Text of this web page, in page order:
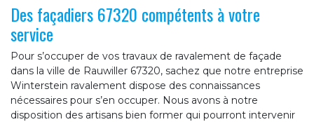
Des façadiers 67320 compétents à votre
service
Pour s’occuper de vos travaux de ravalement de façade
dans la ville de Rauwiller 67320, sachez que notre entreprise
Winterstein ravalement dispose des connaissances
nécessaires pour s’en occuper. Nous avons à notre
disposition des artisans bien former qui pourront intervenir